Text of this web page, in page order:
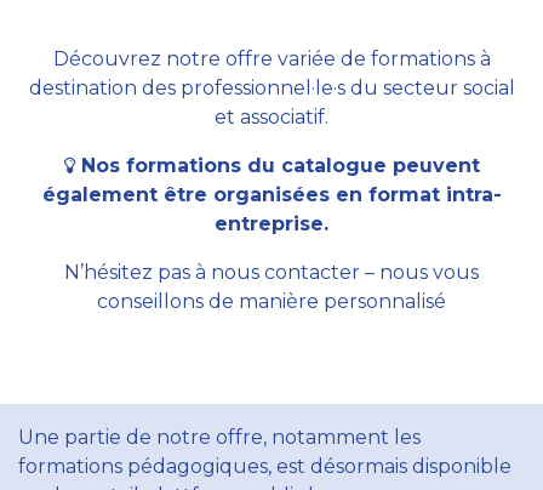
Découvrez notre offre variée de formations à
destination des professionnel·le·s du secteur social
et associatif.
Nos formations du catalogue peuvent
également être organisées en format intra-
entreprise.
N’hésitez pas à nous contacter – nous vous
conseillons de manière personnalisé
Une partie de notre offre, notamment les
formations pédagogiques, est désormais disponible